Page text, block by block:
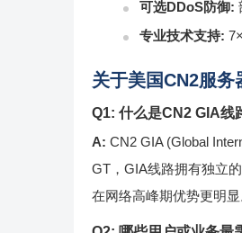
可选DDoS防御:
专业技术支持:
关于美国CN2服
Q1: 什么是CN2 GIA线
A: CN2 GIA (Global
GT，GIA线路拥有独立
在网络高峰期优势更明显